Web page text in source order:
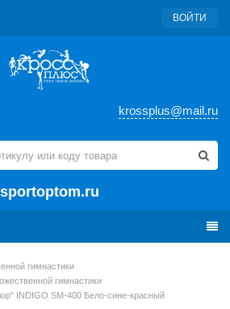
ВОЙТИ
krossplus@mail.ru
sportoptom.ru
гимнастики
гимнастики
INDIGO SM-400 Бело-сине-красный